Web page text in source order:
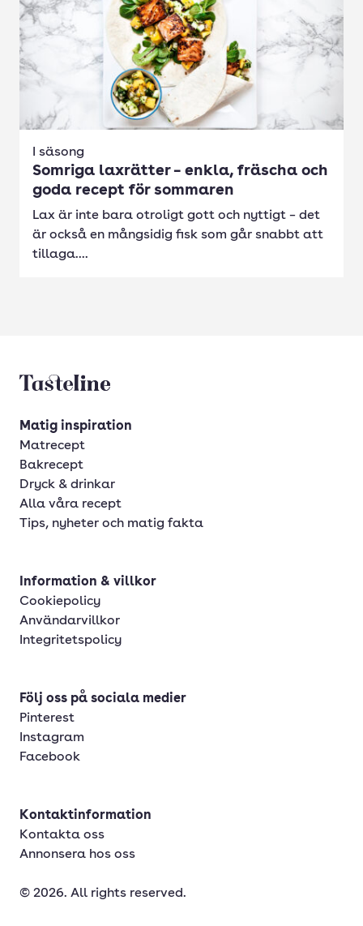
I säsong
Somriga laxrätter – enkla, fräscha och
goda recept för sommaren
Lax är inte bara otroligt gott och nyttigt – det
är också en mångsidig fisk som går snabbt att
tillaga....
Tasteline startsida
Matig inspiration
Matrecept
Bakrecept
Dryck & drinkar
Alla våra recept
Tips, nyheter och matig fakta
Information & villkor
Cookiepolicy
Användarvillkor
Integritetspolicy
Följ oss på sociala medier
Pinterest
Instagram
Facebook
Kontaktinformation
Kontakta oss
Annonsera hos oss
© 2026. All rights reserved.